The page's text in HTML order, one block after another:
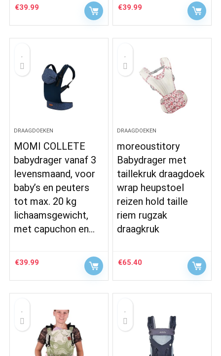
€39.99 €39.99
DRAAGDOEKEN
MOMI COLLETE
babydrager vanaf 3
levensmaand, voor
baby’s en peuters
tot max. 20 kg
lichaamsgewicht,
met capuchon en…
€39.99
DRAAGDOEKEN
moreoustitory
Babydrager met
taillekruk draagdoek
wrap heupstoel
reizen hold taille
riem rugzak
draagkruk
€65.40